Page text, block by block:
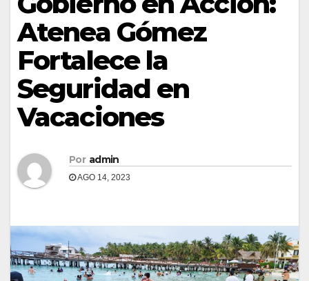
Atenea Gómez
Fortalece la
Seguridad en
Vacaciones
Por admin
AGO 14, 2023